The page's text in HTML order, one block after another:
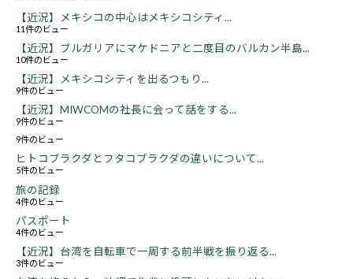
【近況】メキシコの中心はメキシコシティ...
11件のビュー
【近況】ブルガリアにマケドニアと二度目のバルカン半島...
10件のビュー
【近況】メキシコシティを出るつもり...
9件のビュー
【近況】MIWCOMの社長に会って話をする...
9件のビュー
9件のビュー
ヒトコブラクダとフタコブラクダの違いについて...
5件のビュー
旅の記録
4件のビュー
パスポート
4件のビュー
【近況】台湾を自転車で一周する前半戦を振り返る...
3件のビュー